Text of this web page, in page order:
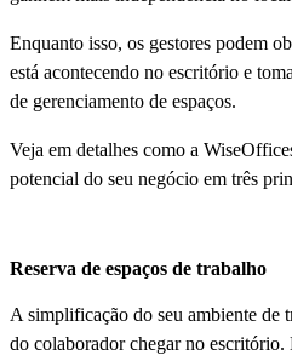
Enquanto isso, os gestores podem
está acontecendo no escritório e
de gerenciamento de espaços.
Veja em detalhes como a
potencial do seu negócio em três
Reserva de espaços de trabalho
A simplificação do seu ambiente de
do colaborador chegar no escritório.